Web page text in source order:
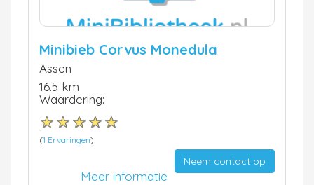
Minibieb Corvus Monedula
Assen
16.5 km
Waardering:
(1 Ervaringen)
Neem contact op
Meer informatie